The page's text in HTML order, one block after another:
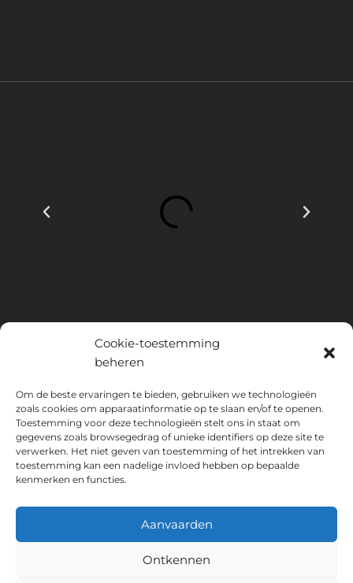
Cookie-toestemming
beheren
Om de beste ervaringen te bieden, gebruiken we technologieën
zoals cookies om apparaatinformatie op te slaan en/of te openen.
Toestemming voor deze technologieën stelt ons in staat om
gegevens zoals browsegedrag of unieke identifiers op deze site te
verwerken. Het niet geven van toestemming of het intrekken van
toestemming kan een nadelige invloed hebben op bepaalde
kenmerken en functies.
Aanvaarden
Ontkennen
INSTITUTO HISPANICO DE MURCIA, SOCIEDAD LIMITADA is de
begunstigde van het Europees Fonds voor Regionale Ontwikkeling,
dat tot doel heeft het gebruik en de kwaliteit van informatie- en
communicatietechnologieën en hun toegankelijkheid te ontwikkelen,
en dankzij welke het de volgende oplossingen heeft
geïmplementeerd: online aanwezigheid via zijn Website. De huidige